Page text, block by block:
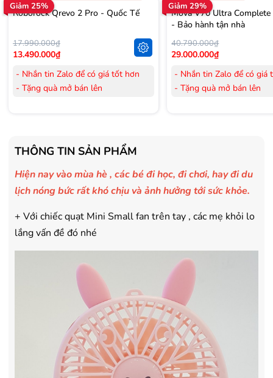
Giảm 25%
Roborock Qrevo 2 Pro - Quốc Tế
17.990.000₫
13.490.000₫
- Nhắn tin Zalo để có giá tốt hơn
- Tặng quà mở bán lên
- Tặng Voucher trị giá 150.000đ
mua Máy lọc Không khí
- Cam kết hàng mới 100%.
- Lắp đặt, HDSD tại nhà nội thành
- Vận chuyển Toàn Quốc.
- Bảo hành 24 tháng chính hãng
Giảm 29%
Mova V70 Ultra
- Bảo hành tận nhà
40.790.000₫
29.000.000₫
- Nhắn tin Zalo để có giá
- Tặng quà mở bán lên
- Cam kết hàng mới
- Lắp đặt, HDSD tại nhà
- Vận chuyển Toàn Quốc.
THÔNG TIN SẢN PHẨM
Hiện nay vào mùa hè , các bé đi học, đi chơi, hay đi du
lịch nóng bức rất khó chịu và ảnh hưởng tới sức khỏe.
+ Với chiếc quạt Mini Small fan trên tay , các mẹ khỏi lo
lắng vấn đề đó nhé